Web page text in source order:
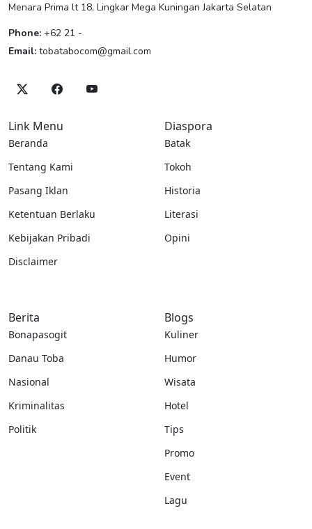
Menara Prima lt 18, Lingkar Mega Kuningan Jakarta Selatan
Phone: +62 21 -
Email: tobatabocom@gmail.com
Link Menu
Beranda
Tentang Kami
Pasang Iklan
Ketentuan Berlaku
Kebijakan Pribadi
Disclaimer
Diaspora
Batak
Tokoh
Historia
Literasi
Opini
Berita
Bonapasogit
Danau Toba
Nasional
Kriminalitas
Politik
Blogs
Kuliner
Humor
Wisata
Hotel
Tips
Promo
Event
Lagu